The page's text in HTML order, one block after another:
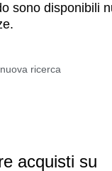
sono disponibili
acquisti su